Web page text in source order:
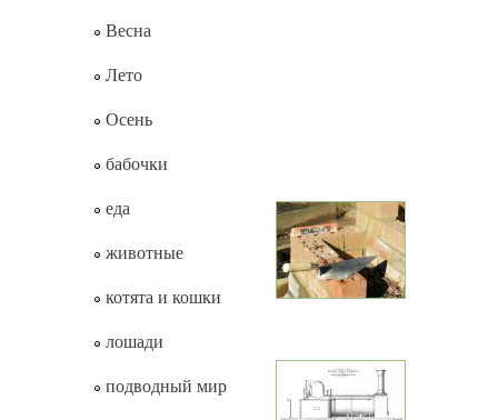
Весна
Лето
Осень
бабочки
еда
животные
котята и кошки
лошади
подводный мир